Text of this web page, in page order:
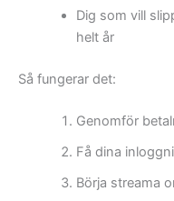
Dig som vill
helt år
Så fungerar det:
Genomför
Få dina
Börja streama